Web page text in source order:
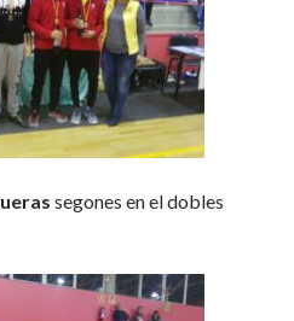
segones en el dobles